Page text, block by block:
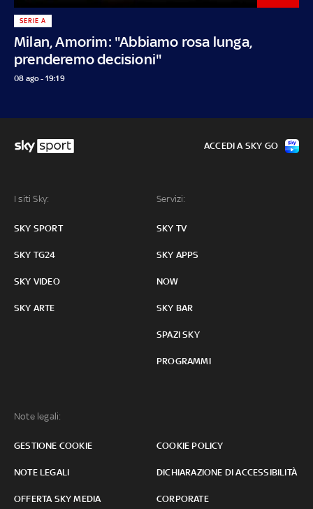
Milan, Amorim: "Abbiamo rosa lunga,
prenderemo decisioni"
SERIE A
08 ago - 19:19
I siti Sky:
SKY SPORT
SKY TG24
SKY VIDEO
SKY ARTE
Servizi:
SKY TV
SKY APPS
NOW
SKY BAR
SPAZI SKY
PROGRAMMI
Note legali:
GESTIONE COOKIE COOKIE POLICY
NOTE LEGALI DICHIARAZIONE DI ACCESSIBILITÀ
OFFERTA SKY MEDIA CORPORATE
ACCEDI A SKY GO